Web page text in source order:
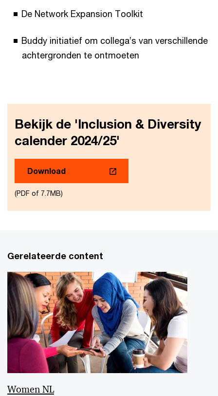
De Network Expansion Toolkit
Buddy initiatief om collega’s van verschillende
achtergronden te ontmoeten
Bekijk de 'Inclusion & Diversity
calender 2024/25'
Download
(PDF of 7.7MB)
Gerelateerde content
Women NL